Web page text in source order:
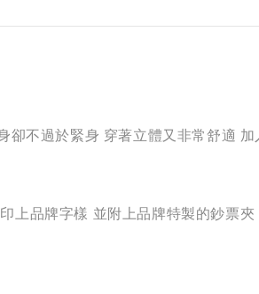
不過於緊身 穿著立體又非常舒適
上品牌字樣 並附上品牌特製的鈔票